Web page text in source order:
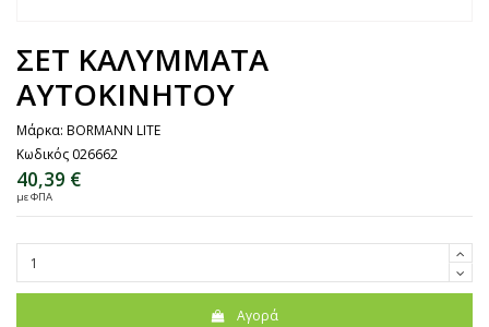
ΣΕΤ ΚΑΛΥΜΜΑΤΑ
ΑΥΤΟΚΙΝΗΤΟΥ
Μάρκα: BORMANN LITE
Κωδικός 026662
40,39 €
με ΦΠΑ
Αγορά